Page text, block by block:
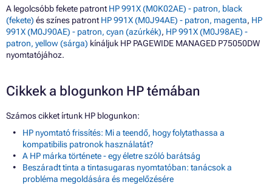
A legolcsóbb fekete patront HP 991X (M0K02AE) - patron, black
(fekete) és színes patront HP 991X (M0J94AE) - patron, magenta, HP
991X (M0J90AE) - patron, cyan (azúrkék), HP 991X (M0J98AE) -
patron, yellow (sárga) kínáljuk HP PAGEWIDE MANAGED P75050DW
nyomtatójához.
Cikkek a blogunkon HP témában
Számos cikket írtunk HP blogunkon:
HP nyomtató frissítés: Mi a teendő, hogy folytathassa a
kompatibilis patronok használatát?
A HP márka története - egy életre szóló barátság
Beszáradt tinta a tintasugaras nyomtatóban: tanácsok a
probléma megoldására és megelőzésére